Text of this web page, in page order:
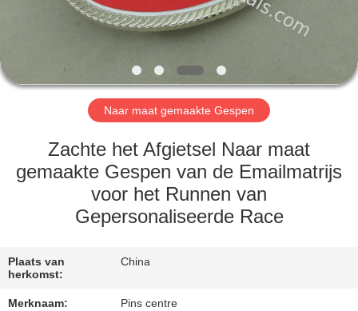
ONGEVEER
FABRIEKSREIS
KWALITEITSCONTROLE
CONTACTEER
NIEUWS
Naar maat gemaakte Gespen
Zachte het Afgietsel Naar maat
gemaakte Gespen van de Emailmatrijs
voor het Runnen van
Gepersonaliseerde Race
Plaats van
herkomst:
China
Merknaam: Pins centre